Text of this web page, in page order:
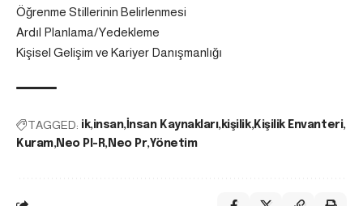
Öğrenme Stillerinin Belirlenmesi
Ardıl Planlama/Yedekleme
Kişisel Gelişim ve Kariyer Danışmanlığı
TAGGED: ik insan İnsan Kaynakları kişilik Kişilik Envanteri
Kuram Neo PI-R Neo Pr Yönetim